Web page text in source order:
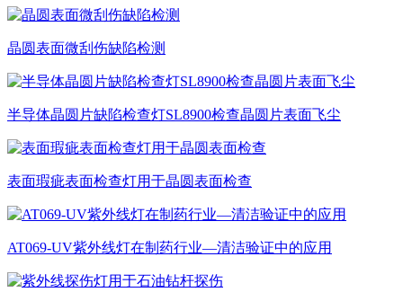
晶圆表面微刮伤缺陷检测
半导体晶圆片缺陷检查灯SL8900检查晶圆片表面飞尘
表面瑕疵表面检查灯用于晶圆表面检查
AT069-UV紫外线灯在制药行业—清洁验证中的应用